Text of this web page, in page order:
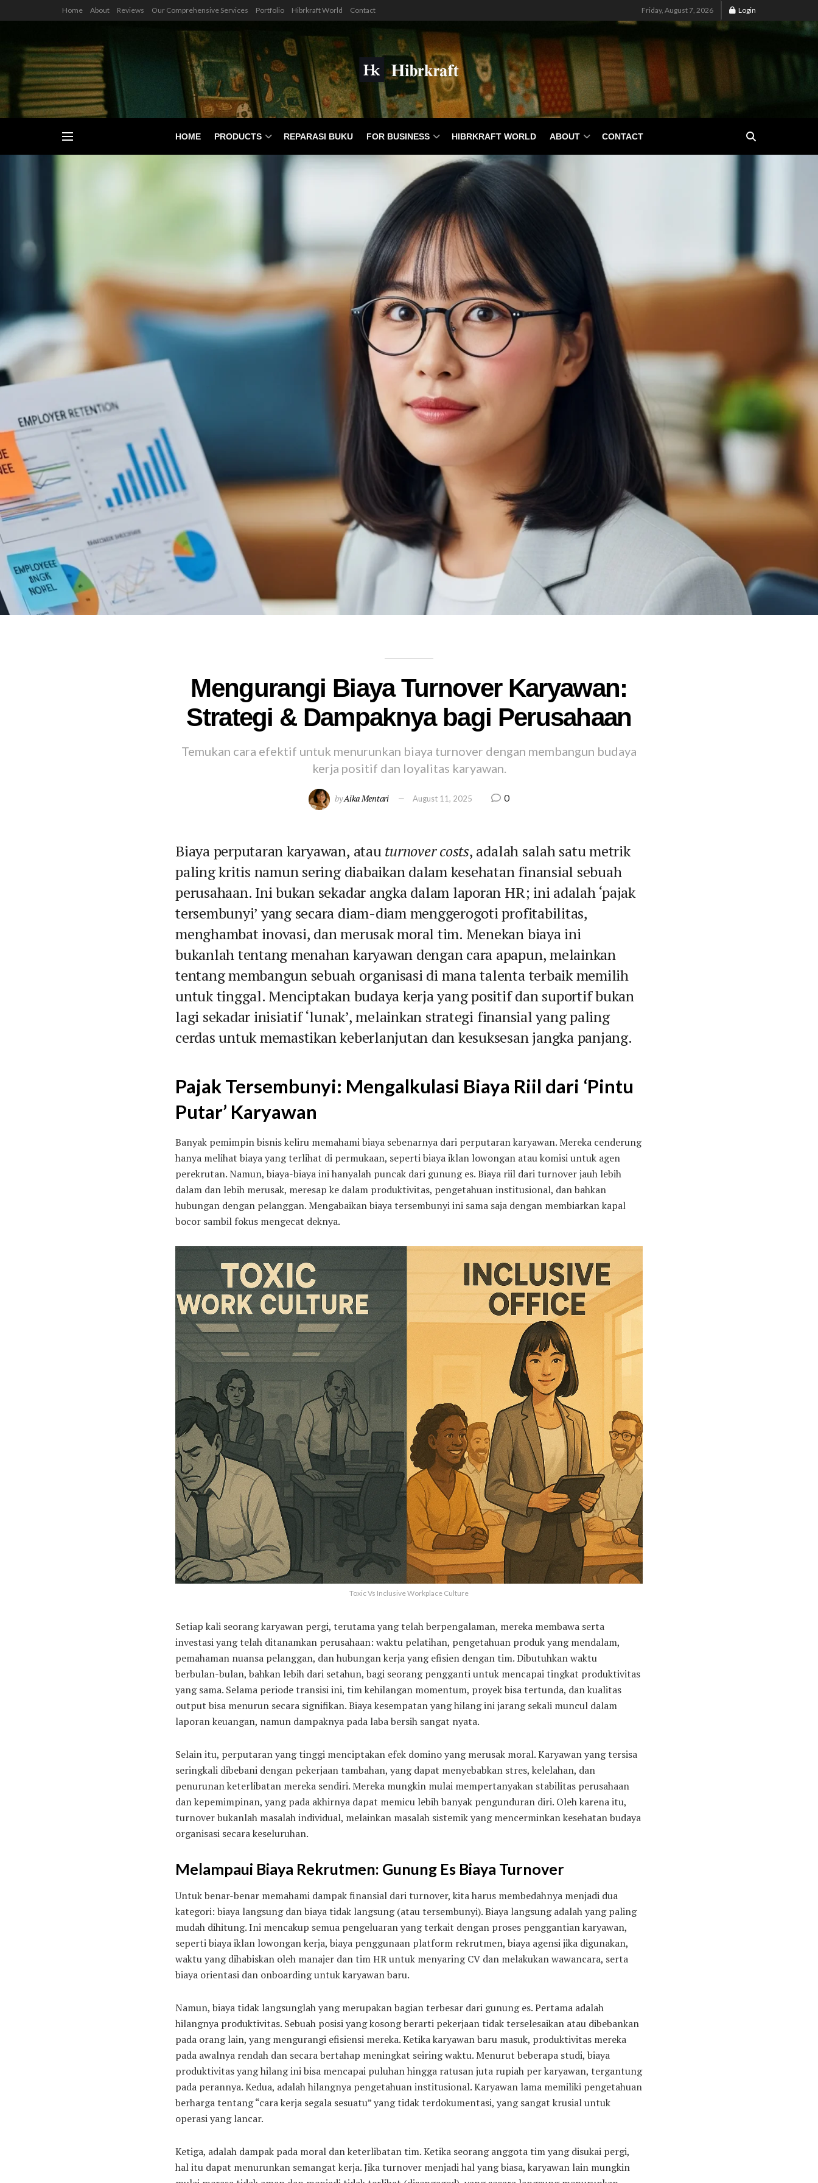
Home About Reviews Our Comprehensive Services Portfolio Hibrkraft World Contact Friday, August 7, 2026 Login
HOME PRODUCTS REPARASI BUKU FOR BUSINESS HIBRKRAFT WORLD ABOUT CONTACT
Mengurangi Biaya Turnover Karyawan:
Strategi & Dampaknya bagi Perusahaan
Temukan cara efektif untuk menurunkan biaya turnover dengan membangun budaya
kerja positif dan loyalitas karyawan.
byAika Mentari August 11, 2025 0
Biaya perputaran karyawan, atauturnover costs, adalah salah satu metrik
paling kritis namun sering diabaikan dalam kesehatan finansial sebuah
perusahaan. Ini bukan sekadar angka dalam laporan HR; ini adalah ‘pajak
tersembunyi’ yang secara diam-diam menggerogoti profitabilitas,
menghambat inovasi, dan merusak moral tim. Menekan biaya ini
bukanlah tentang menahan karyawan dengan cara apapun, melainkan
tentang membangun sebuah organisasi di mana talenta terbaik memilih
untuk tinggal. Menciptakan budaya kerja yang positif dan suportif bukan
lagi sekadar inisiatif ‘lunak’, melainkan strategi finansial yang paling
cerdas untuk memastikan keberlanjutan dan kesuksesan jangka panjang.
Pajak Tersembunyi: Mengalkulasi Biaya Riil dari ‘Pintu
Putar’ Karyawan
Banyak pemimpin bisnis keliru memahami biaya sebenarnya dari perputaran karyawan. Mereka cenderung
hanya melihat biaya yang terlihat di permukaan, seperti biaya iklan lowongan atau komisi untuk agen
perekrutan. Namun, biaya-biaya ini hanyalah puncak dari gunung es. Biaya riil dari turnover jauh lebih
dalam dan lebih merusak, meresap ke dalam produktivitas, pengetahuan institusional, dan bahkan
hubungan dengan pelanggan. Mengabaikan biaya tersembunyi ini sama saja dengan membiarkan kapal
bocor sambil fokus mengecat deknya.
Toxic Vs Inclusive Workplace Culture
Setiap kali seorang karyawan pergi, terutama yang telah berpengalaman, mereka membawa serta
investasi yang telah ditanamkan perusahaan: waktu pelatihan, pengetahuan produk yang mendalam,
pemahaman nuansa pelanggan, dan hubungan kerja yang efisien dengan tim. Dibutuhkan waktu
berbulan-bulan, bahkan lebih dari setahun, bagi seorang pengganti untuk mencapai tingkat produktivitas
yang sama. Selama periode transisi ini, tim kehilangan momentum, proyek bisa tertunda, dan kualitas
output bisa menurun secara signifikan. Biaya kesempatan yang hilang ini jarang sekali muncul dalam
laporan keuangan, namun dampaknya pada laba bersih sangat nyata.
Selain itu, perputaran yang tinggi menciptakan efek domino yang merusak moral. Karyawan yang tersisa
seringkali dibebani dengan pekerjaan tambahan, yang dapat menyebabkan stres, kelelahan, dan
penurunan keterlibatan mereka sendiri. Mereka mungkin mulai mempertanyakan stabilitas perusahaan
dan kepemimpinan, yang pada akhirnya dapat memicu lebih banyak pengunduran diri. Oleh karena itu,
turnover bukanlah masalah individual, melainkan masalah sistemik yang mencerminkan kesehatan budaya
organisasi secara keseluruhan.
Melampaui Biaya Rekrutmen: Gunung Es Biaya Turnover
Untuk benar-benar memahami dampak finansial dari turnover, kita harus membedahnya menjadi dua
kategori: biaya langsung dan biaya tidak langsung (atau tersembunyi). Biaya langsung adalah yang paling
mudah dihitung. Ini mencakup semua pengeluaran yang terkait dengan proses penggantian karyawan,
seperti biaya iklan lowongan kerja, biaya penggunaan platform rekrutmen, biaya agensi jika digunakan,
waktu yang dihabiskan oleh manajer dan tim HR untuk menyaring CV dan melakukan wawancara, serta
biaya orientasi dan onboarding untuk karyawan baru.
Namun, biaya tidak langsunglah yang merupakan bagian terbesar dari gunung es. Pertama adalah
hilangnya produktivitas. Sebuah posisi yang kosong berarti pekerjaan tidak terselesaikan atau dibebankan
pada orang lain, yang mengurangi efisiensi mereka. Ketika karyawan baru masuk, produktivitas mereka
pada awalnya rendah dan secara bertahap meningkat seiring waktu. Menurut beberapa studi, biaya
produktivitas yang hilang ini bisa mencapai puluhan hingga ratusan juta rupiah per karyawan, tergantung
pada perannya. Kedua, adalah hilangnya pengetahuan institusional. Karyawan lama memiliki pengetahuan
berharga tentang “cara kerja segala sesuatu” yang tidak terdokumentasi, yang sangat krusial untuk
operasi yang lancar.
Ketiga, adalah dampak pada moral dan keterlibatan tim. Ketika seorang anggota tim yang disukai pergi,
hal itu dapat menurunkan semangat kerja. Jika turnover menjadi hal yang biasa, karyawan lain mungkin